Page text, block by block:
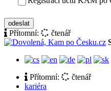
odeslat
Přítomní:
čtenář
Přítomní:
čtenář
kariéra